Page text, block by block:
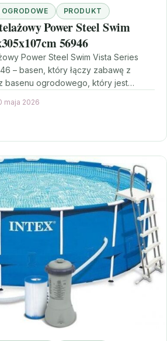
PRODUKT
Power Steel Swim
56946
Power Steel Swim Vista Series
– basen, który łączy zabawę z
basenu ogrodowego, który jest
maja 2026